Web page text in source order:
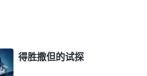
骨，疼得我一下子摔倒在
即从头上流了出来。这帮恶
，站起来！给你三分钟，如
得胜撒但的试探